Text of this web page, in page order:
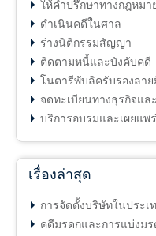
ให้คำปรึกษาทางกฎหมา
ดำเนินคดีในศาล
ร่างนิติกรรมสัญญา
ติดตามหนี้และบังคับคดี
โนตารีพับลิครับรองลาย
จดทะเบียนทางธุรกิจแ
บริการอบรมและเผยแพ
เรื่องล่าสุด
การจัดตั้งบริษัทในประ
คดีมรดกและการแบ่งมร